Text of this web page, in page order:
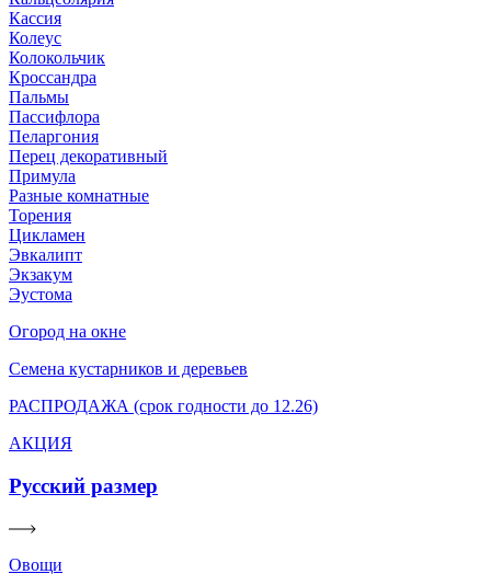
Кассия
Колеус
Колокольчик
Кроссандра
Пальмы
Пассифлора
Пеларгония
Перец декоративный
Примула
Разные комнатные
Торения
Цикламен
Эвкалипт
Экзакум
Эустома
Огород на окне
Семена кустарников и деревьев
РАСПРОДАЖА (срок годности до 12.26)
АКЦИЯ
Русский размер
Овощи